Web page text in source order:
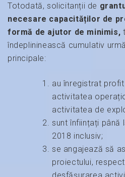
Totodată, solicitanții de
necesare capacităților de
formă de ajutor de minimis,
îndeplininească cumulativ
principale:
au înregistrat
activitatea
activitatea de
sunt înființați până
2018 inclusiv;
se angajează să
proiectului,
desfășurarea